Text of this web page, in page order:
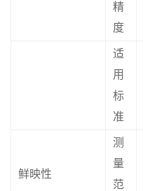
精
度
适
用
标
准
鲜映性
测
量
范